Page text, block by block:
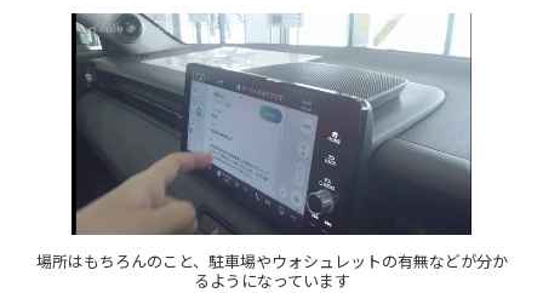
場所はもちろんのこと、駐車場やウォシュレットの有無などが分か
るようになっています